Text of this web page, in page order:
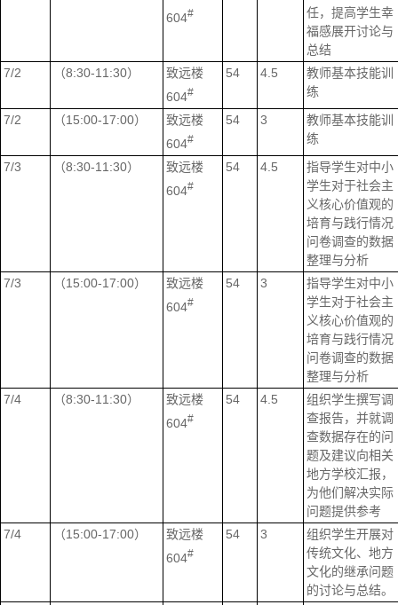
604#
任，提高学生幸
福感展开讨论与
总结
7/2
（8:30-11:30）
致远楼
604#
54 4.5
教师基本技能训
练
7/2
（15:00-17:00）
致远楼
604#
54 3
教师基本技能训
练
7/3
（8:30-11:30）
致远楼
604#
54 4.5
指导学生对中小
学生对于社会主
义核心价值观的
培育与践行情况
问卷调查的数据
整理与分析
7/3
（15:00-17:00）
致远楼
604#
54 3
指导学生对中小
学生对于社会主
义核心价值观的
培育与践行情况
问卷调查的数据
整理与分析
7/4
（8:30-11:30）
致远楼
604#
54 4.5
组织学生撰写调
查报告，并就调
查数据存在的问
题及建议向相关
地方学校汇报，
为他们解决实际
问题提供参考
7/4
（15:00-17:00）
致远楼
604#
54 3
组织学生开展对
传统文化、地方
文化的继承问题
的讨论与总结。